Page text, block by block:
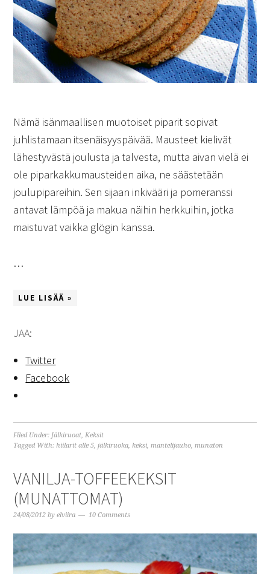
Nämä isänmaallisen muotoiset piparit sopivat
juhlistamaan itsenäisyyspäivää. Mausteet kielivät
lähestyvästä joulusta ja talvesta, mutta aivan vielä ei
ole piparkakkumausteiden aika, ne säästetään
joulupipareihin. Sen sijaan inkivääri ja pomeranssi
antavat lämpöä ja makua näihin herkkuihin, jotka
maistuvat vaikka glögin kanssa.
…
LUE LISÄÄ »
JAA:
Twitter
Facebook
Filed Under: Jälkiruoat,Keksit
Tagged With:hiilarit alle 5,jälkiruoka,keksi,mantelijauho,munaton
VANILJA-TOFFEEKEKSIT
(MUNATTOMAT)
24/08/2012 byelviira 10 Comments